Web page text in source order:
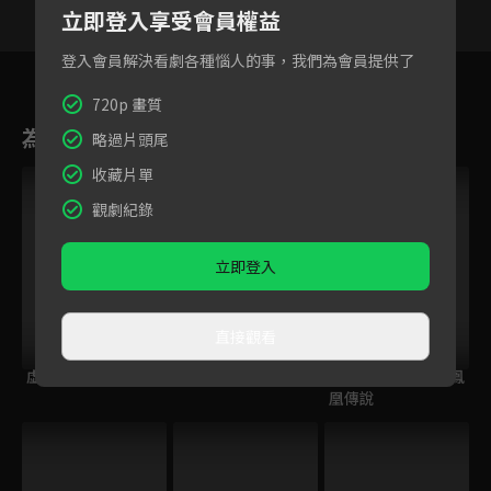
2 3 4 5
為您推薦
VIP
虛構推理 第2季
大江戶烈火殺手 - 鳳
凰傳說
立即登入享受會員權益
登入會員解決看劇各種惱人的事，我們為會員提供了
720p 畫質
略過片頭尾
收藏片單
觀劇紀錄
立即登入